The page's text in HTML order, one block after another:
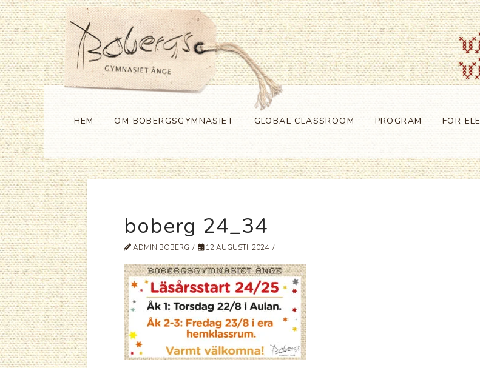
HEM OM BOBERGSGYMNASIET GLOBAL CLASSROOM PROGRAM FÖR
boberg 24_34
ADMIN BOBERG 12 AUGUSTI, 2024